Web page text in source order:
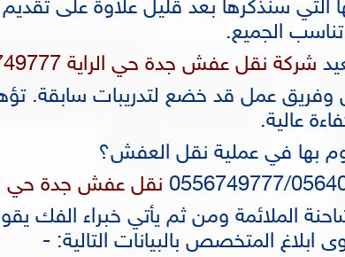
التي سنذكرها بعد قليل علاوة على
الجميع.
شركة نقل عفش جدة حي الراية 0556749777
عمل قد خضع لتدريبات سابقة.
عالية.
بها في عملية نقل العفش؟
نقل عفش جدة حي
الملائمة ومن ثم يأتي خبراء الفك
المتخصص بالبيانات التالية: -